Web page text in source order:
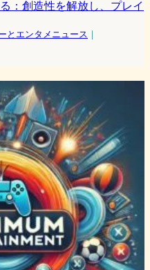
：創造性を解放し、プレイ
とエンタメニュース ｜